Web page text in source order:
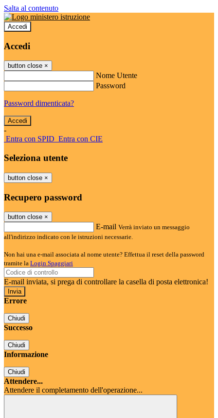
Salta al contenuto
Accedi
Accedi
button close ×
Nome Utente
Password
Password dimenticata?
-
Entra con SPID Entra con CIE
Seleziona utente
button close ×
Recupero password
button close ×
E-mail Verrà inviato un messaggio
all'indirizzo indicato con le istruzioni necessarie.
Non hai una e-mail associata al nome utente? Effettua il reset della password
tramite la Login Spaggiari
E-mail inviata, si prega di controllare la casella di posta elettronica!
Errore
Chiudi
Successo
Chiudi
Informazione
Chiudi
Attendere...
Attendere il completamento dell'operazione...